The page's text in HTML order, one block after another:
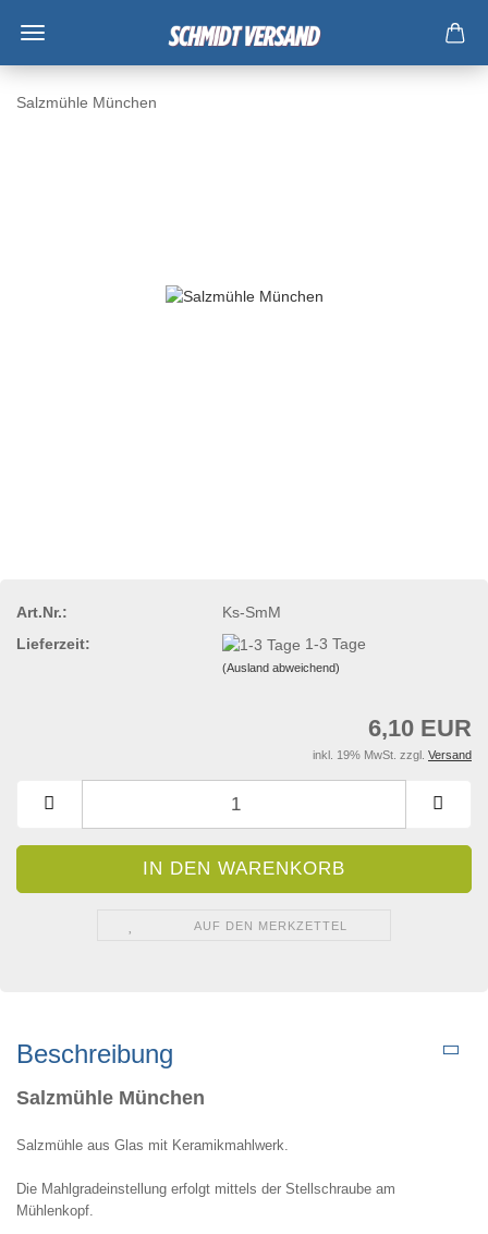
Salzmühle München
Art.Nr.:
Ks-SmM
Lieferzeit:
1-3 Tage
(Ausland abweichend)
6,10 EUR
inkl. 19% MwSt. zzgl. Versand
AUF DEN MERKZETTEL
Beschreibung
Salzmühle München
Salzmühle aus Glas mit Keramikmahlwerk.
Die Mahlgradeinstellung erfolgt mittels der Stellschraube am
Mühlenkopf.